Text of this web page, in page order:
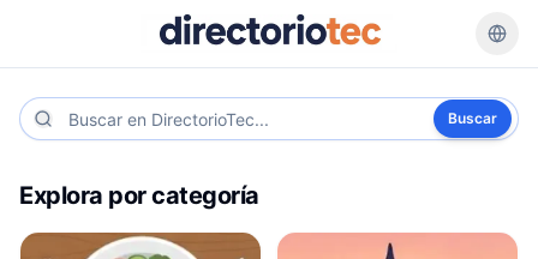
Buscar
Explora por categoría